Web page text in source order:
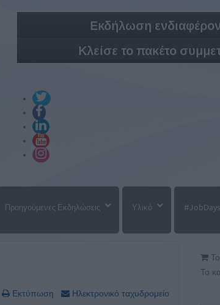
Εκδήλωση
Κλείσε το πακέτο
Προηγούμενες Εκδηλώσεις Υλικό #JobDays
Εκτύπωση Ηλεκτρονικό ταχυδρομείο
Το